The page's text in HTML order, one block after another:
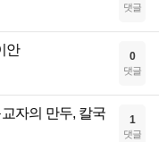
댓글
안 0
댓글
자의 만두, 칼국
1
댓글